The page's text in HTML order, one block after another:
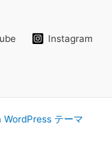
Instagram
WordPress テーマ